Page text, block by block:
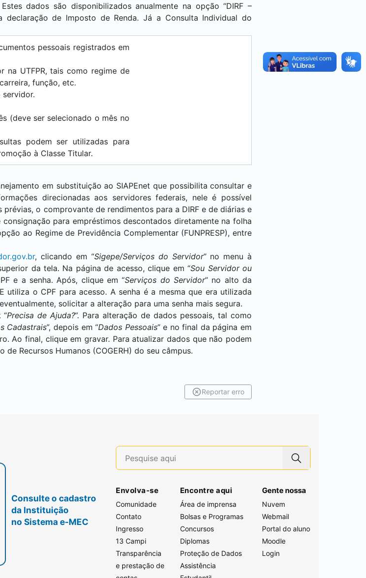
dados são disponibilizados anualmente na opção “DIRF –
declaração de Imposto de Renda. Já a Consulta Individual do
pessoais registrados em
na UTFPR, tais como regime de
função, etc.
(deve ser selecionado o mês no
podem ser utilizadas para
à Classe Titular.
em substituição ao SIAPEnet que possibilita consultar e
direcionadas aos servidores federais, nele é possível
o comprovante de rendimentos para a DIRF e de diárias e
para empréstimos descontados diretamente na folha
ao Regime de Previdência Complementar (FUNPRESP), entre
, clicando em “Sigepe/Serviços do Servidor” no menu à
da tela. Na página de acesso, clique em “Sou Servidor ou
e a senha. Após, clique em “Serviços do Servidor” no alto da
utiliza o CPF para acesso. A senha é a mesma que era utilizada
solicitar a alteração para uma senha mais segura.
“Precisa de Ajuda?”. Para alteração de dados pessoais, tal como
Cadastrais”, depois em “Dados Pessoais” e no final da página em
Ao final, clique em gravar. Para atualizar dados que não podem
Recursos Humanos (COGERH) do seu câmpus.
Reportar erro
Consulte o cadastro
da Instituição
no Sistema e-MEC
Envolva-se
Comunidade
Contato
Ingresso
13 Campi
Transparência
e prestação de
Encontre aqui
Área de imprensa
Bolsas e Programas
Concursos
Diplomas
Proteção de Dados
Assistência
Gente nossa
Nuvem
Webmail
Portal do aluno
Moodle
Login